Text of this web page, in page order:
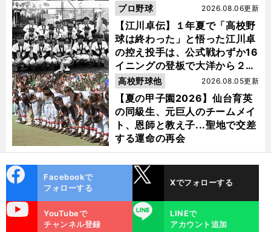
【江川卓伝】１年夏で「高校野
球は終わった」と悟った江川卓
の控え投手は、公式戦わずか16
イニングの登板で大洋から２位
指名を受けた
2026.08.06更新
プロ野球
【夏の甲子園2026】仙台育英
の同級生、元巨人のチームメイ
ト、恩師と教え子...聖地で交差
する運命の再会
2026.08.05更新
高校野球他
ok
Facebookで
フォローする
Xでフォローする
YouTubeで
チャンネル登録
LINE
LINEで
アカウント追加